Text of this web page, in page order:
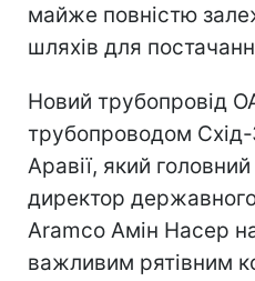
майже повністю
шляхів для
Новий трубопровід
трубопроводом Схід-
Аравії, який
директор державного
Aramco Амін Насер
важливим рятівним